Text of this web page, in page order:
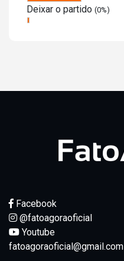
Deixar o partido (0%)
Facebook
@fatoagoraoficial
Youtube
fatoagoraoficial@gmail.com